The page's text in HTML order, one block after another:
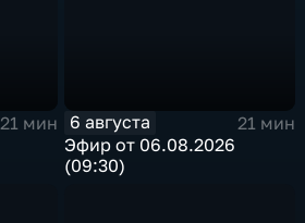
21 мин
6 августа
21 мин
Эфир от 06.08.2026
(09:30)